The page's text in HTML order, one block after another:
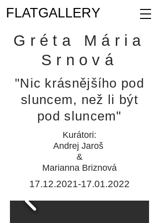
FLATGALLERY
Gréta Mária
Srnová
"Nic krásnějšího pod
sluncem, než li být
pod sluncem"
Kurátori:
Andrej Jaroš
&
Marianna Briznová
17.12.2021-17.01.2022